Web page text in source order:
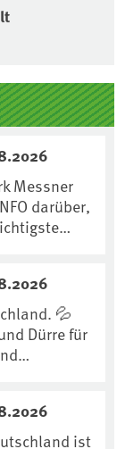
Messner
darüber,
urn
💦
Dürre für
und
ist